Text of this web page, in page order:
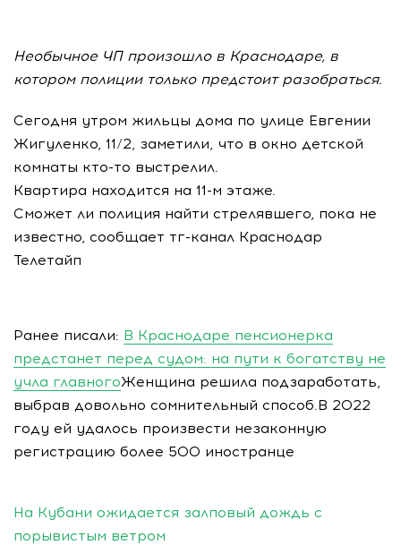
Необычное ЧП произошло в Краснодаре, в
котором полиции только предстоит разобраться.
Сегодня утром жильцы дома по улице Евгении
Жигуленко, 11/2, заметили, что в окно детской
комнаты кто-то выстрелил.
Квартира находится на 11-м этаже.
Сможет ли полиция найти стрелявшего, пока не
известно, сообщает тг-канал Краснодар
Телетайп
Ранее писали: В Краснодаре пенсионерка
предстанет перед судом: на пути к богатству не
учла главногоЖенщина решила подзаработать,
выбрав довольно сомнительный способ.В 2022
году ей удалось произвести незаконную
регистрацию более 500 иностранце
На Кубани ожидается залповый дождь с
порывистым ветром